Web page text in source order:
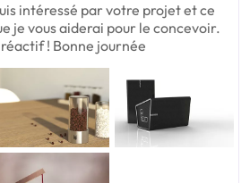
intéressé par votre projet et ce
je vous aiderai pour le concevoir.
! Bonne journée